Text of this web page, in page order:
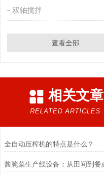
双轴搅拌
查看全部
相关文章
RELATED ARTICLES
全自动压榨机的特点是什么？